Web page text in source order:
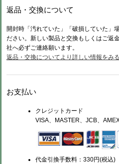
返品・交換について
開封時「汚れていた」「破損していた」
ださい。新しい製品と交換もしくはご返
社へ必ずご連絡願います。
返品・交換についてより詳しい情報をみる
お支払い
クレジットカード
VISA、MASTER、JCB、
代金引換手数料：330円(税込)